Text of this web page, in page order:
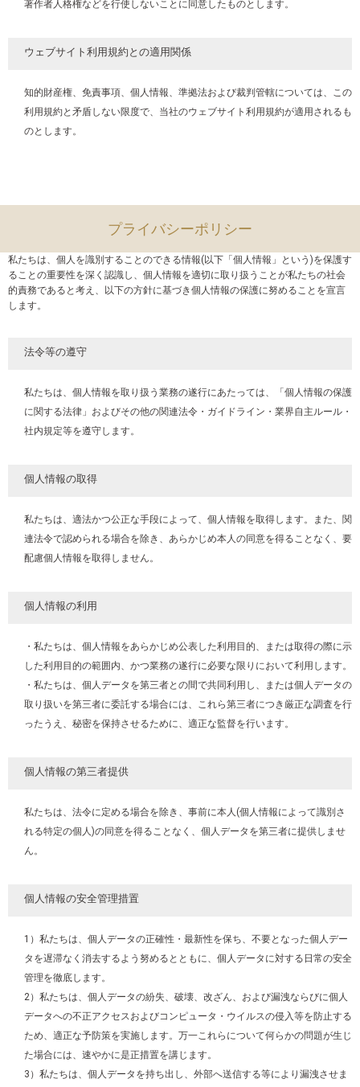
著作者人格権などを行使しないことに同意したものとします。
ウェブサイト利用規約との適用関係
知的財産権、免責事項、個人情報、準拠法および裁判管轄については、この
利用規約と矛盾しない限度で、当社のウェブサイト利用規約が適用されるも
のとします。
プライバシーポリシー
私たちは、個人を識別することのできる情報(以下「個人情報」という)を保護す
ることの重要性を深く認識し、個人情報を適切に取り扱うことが私たちの社会
的責務であると考え、以下の方針に基づき個人情報の保護に努めることを宣言
します。
法令等の遵守
私たちは、個人情報を取り扱う業務の遂行にあたっては、「個人情報の保護
に関する法律」およびその他の関連法令・ガイドライン・業界自主ルール・
社内規定等を遵守します。
個人情報の取得
私たちは、適法かつ公正な手段によって、個人情報を取得します。また、関
連法令で認められる場合を除き、あらかじめ本人の同意を得ることなく、要
配慮個人情報を取得しません。
個人情報の利用
・私たちは、個人情報をあらかじめ公表した利用目的、または取得の際に示
した利用目的の範囲内、かつ業務の遂行に必要な限りにおいて利用します。
・私たちは、個人データを第三者との間で共同利用し、または個人データの
取り扱いを第三者に委託する場合には、これら第三者につき厳正な調査を行
ったうえ、秘密を保持させるために、適正な監督を行います。
個人情報の第三者提供
私たちは、法令に定める場合を除き、事前に本人(個人情報によって識別さ
れる特定の個人)の同意を得ることなく、個人データを第三者に提供しませ
ん。
個人情報の安全管理措置
1）私たちは、個人データの正確性・最新性を保ち、不要となった個人デー
タを遅滞なく消去するよう努めるとともに、個人データに対する日常の安全
管理を徹底します。
2）私たちは、個人データの紛失、破壊、改ざん、および漏洩ならびに個人
データへの不正アクセスおよびコンピュータ・ウイルスの侵入等を防止する
ため、適正な予防策を実施します。万一これらについて何らかの問題が生じ
た場合には、速やかに是正措置を講じます。
3）私たちは、個人データを持ち出し、外部へ送信する等により漏洩させま